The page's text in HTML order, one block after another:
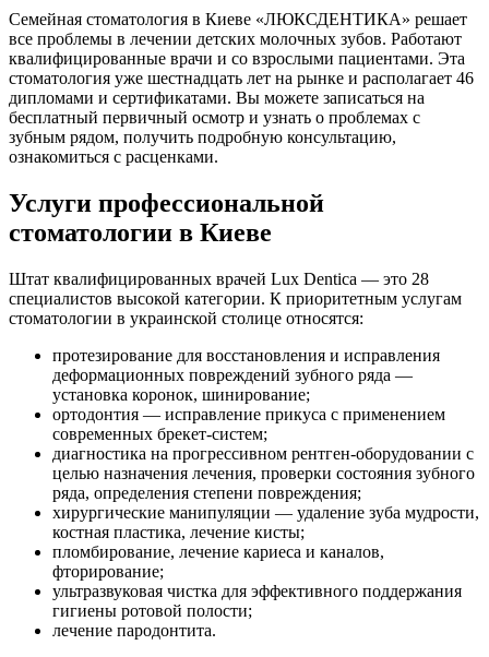
Семейная стоматология в Киеве «ЛЮКСДЕНТИКА» решает
все проблемы в лечении детских молочных зубов. Работают
квалифицированные врачи и со взрослыми пациентами. Эта
стоматология уже шестнадцать лет на рынке и располагает 46
дипломами и сертификатами. Вы можете записаться на
бесплатный первичный осмотр и узнать о проблемах с
зубным рядом, получить подробную консультацию,
ознакомиться с расценками.
Услуги профессиональной
стоматологии в Киеве
Штат квалифицированных врачей Lux Dentica — это 28
специалистов высокой категории. К приоритетным услугам
стоматологии в украинской столице относятся:
протезирование для восстановления и исправления
деформационных повреждений зубного ряда —
установка коронок, шинирование;
ортодонтия — исправление прикуса с применением
современных брекет-систем;
диагностика на прогрессивном рентген-оборудовании с
целью назначения лечения, проверки состояния зубного
ряда, определения степени повреждения;
хирургические манипуляции — удаление зуба мудрости,
костная пластика, лечение кисты;
пломбирование, лечение кариеса и каналов,
фторирование;
ультразвуковая чистка для эффективного поддержания
гигиены ротовой полости;
лечение пародонтита.